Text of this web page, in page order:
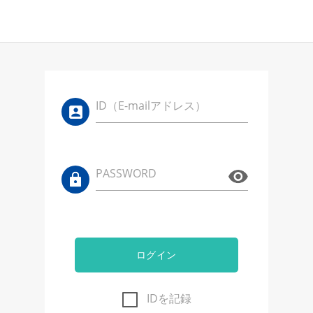
ID（E-mailアドレス）
PASSWORD
ログイン
IDを記録